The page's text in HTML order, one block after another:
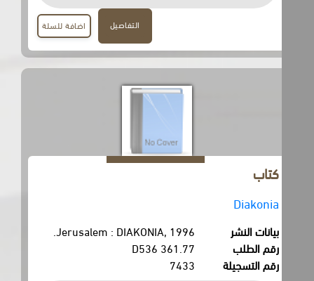
اضافة للسلة
Diakonia
بيانات النشر
Jerusalem : DIAKONIA, 1996.
رقم الطلب
361.77 D536
رقم التسجيلة
7433